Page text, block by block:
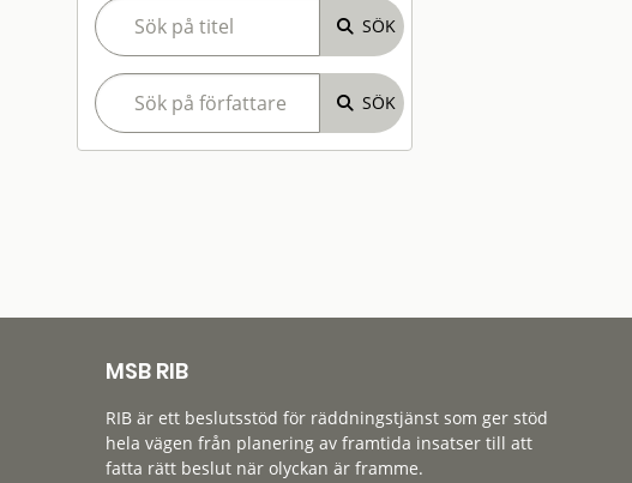
MSB RIB
RIB är ett beslutsstöd för räddningstjänst som ger stöd
hela vägen från planering av framtida insatser till att
fatta rätt beslut när olyckan är framme.